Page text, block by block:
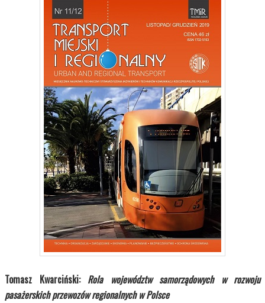
Tomasz Kwarciński: Rola województw samorządowych w rozwoju
pasażerskich przewozów regionalnych w Polsce